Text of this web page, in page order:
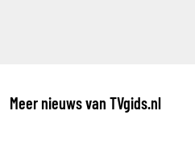
Meer nieuws van TVgids.nl